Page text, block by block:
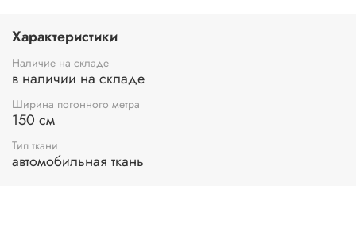
Характеристики
Наличие на складе
в наличии на складе
Ширина погонного метра
150 см
Тип ткани
автомобильная ткань